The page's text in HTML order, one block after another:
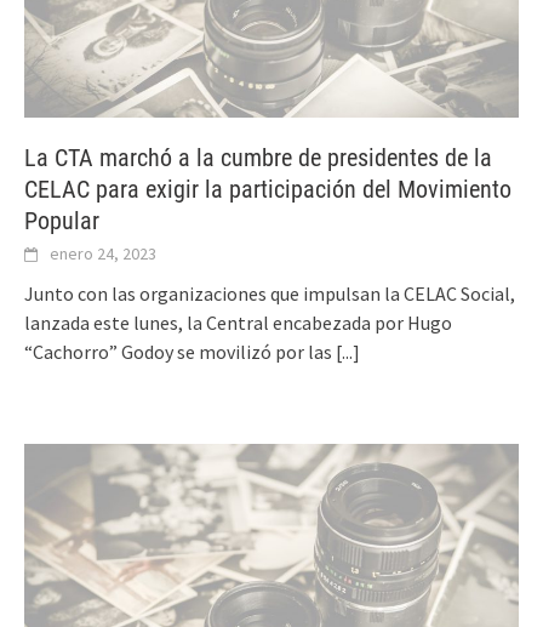
La CTA marchó a la cumbre de presidentes de la
CELAC para exigir la participación del Movimiento
Popular
enero 24, 2023
Junto con las organizaciones que impulsan la CELAC Social,
lanzada este lunes, la Central encabezada por Hugo
“Cachorro” Godoy se movilizó por las [...]